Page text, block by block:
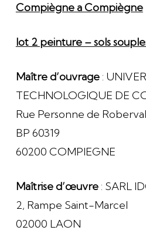
Compiègne a Compiègne
lot 2 peinture – sols
Maître d’ouvrage:
TECHNOLOGIQUE DE
Rue Personne de Roberval
BP 60319
60200 COMPIEGNE
Maîtrise d’œuvre: SARL
2, Rampe Saint-Marcel
02000 LAON